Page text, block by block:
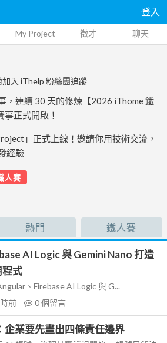
登入
My Project 徵才 聊天
加入 iThelp 粉絲團追蹤
，連續 30 天的修煉【2026 iThome 鐵
事正式開啟！
」正式上線！邀請你用技術交流，
經驗
人賽
熱門 鐵人賽
AI Logic 與 Gemini Nano 打造
式
、Firebase AI Logic 與 G...
前 0個留言
企業要先畫出四條責任邊界